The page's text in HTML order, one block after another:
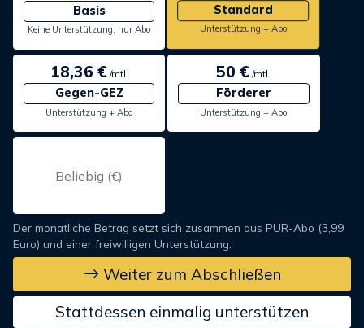
Basis
Keine Unterstützung, nur Abo
Standard
Unterstützung + Abo
18,36 €/mtl.
Gegen-GEZ
Unterstützung + Abo
50 € /mtl.
Förderer
Unterstützung + Abo
Der monatliche Betrag setzt sich zusammen aus PUR-Abo (3,99
Euro) und einer freiwilligen Unterstützung.
Weiter zum Abschließen
Stattdessen einmalig unterstützen